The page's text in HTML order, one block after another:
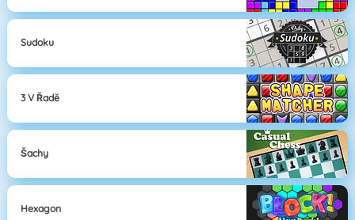
Sudoku
3 V Řadě
Šachy
Hexagon